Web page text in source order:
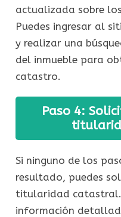
actualizada sobre
Puedes ingresar al
y realizar una
del inmueble para
catastro.
Paso 4:
Si ninguno de los
resultado, puedes
titularidad catastral.
información